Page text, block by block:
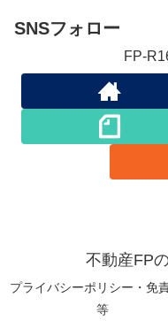
SNSフォロー
FP-
不動産FP
プライバシーポリシー・免
等